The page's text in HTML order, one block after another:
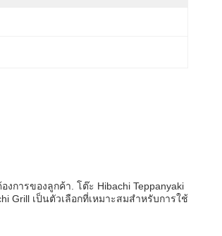
การของลูกค้า. โต๊ะ Hibachi Teppanyaki
Grill เป็นตัวเลือกที่เหมาะสมสําหรับการใช้